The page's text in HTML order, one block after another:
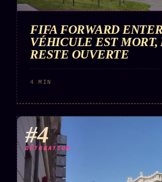
FIFA FORWARD
VÉHICULE EST MORT,
RESTE OUVERTE
4 MIN
#4
DÉTONATION